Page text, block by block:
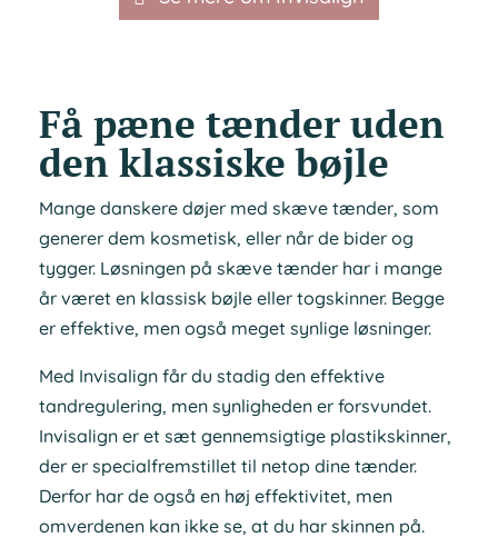
Få pæne tænder uden
den klassiske bøjle
Mange danskere døjer med skæve tænder, som
generer dem kosmetisk, eller når de bider og
tygger. Løsningen på skæve tænder har i mange
år været en klassisk bøjle eller togskinner. Begge
er effektive, men også meget synlige løsninger.
Med Invisalign får du stadig den effektive
tandregulering, men synligheden er forsvundet.
Invisalign er et sæt gennemsigtige plastikskinner,
der er specialfremstillet til netop dine tænder.
Derfor har de også en høj effektivitet, men
omverdenen kan ikke se, at du har skinnen på.